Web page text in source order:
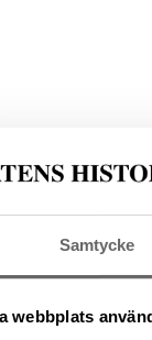
Samtycke
webbplats
föremål
term/
sida är fri att
historiska